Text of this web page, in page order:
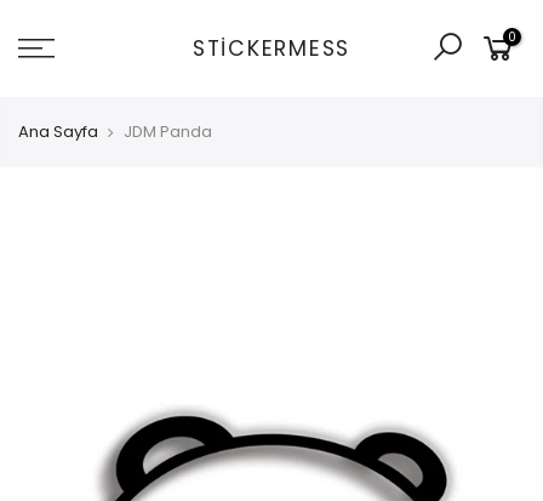
git
STICKERMESS 0
Ana Sayfa JDM Panda